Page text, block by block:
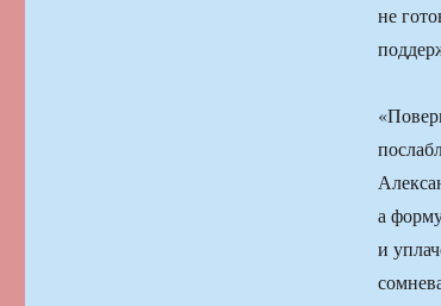
не
а
и